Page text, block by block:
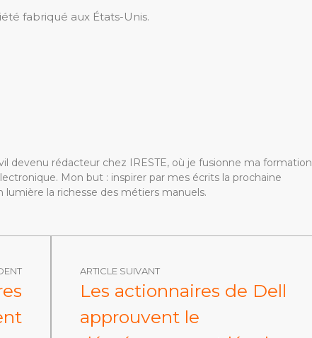
fabriqué aux États-Unis.
devenu rédacteur chez IRESTE, où je fusionne ma formation
Mon but : inspirer par mes écrits la prochaine
la richesse des métiers manuels.
ARTICLE SUIVANT
Les actionnaires de Dell
approuvent le